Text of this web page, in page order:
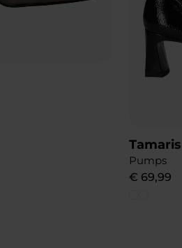
Tamaris
Pumps
€ 69,99